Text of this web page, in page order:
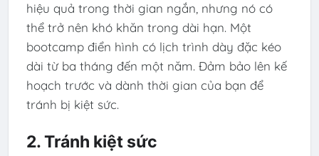
hiệu quả trong thời gian ngắn, nhưng nó có
thể trở nên khó khăn trong dài hạn. Một
bootcamp điển hình có lịch trình dày đặc kéo
dài từ ba tháng đến một năm. Đảm bảo lên kế
hoạch trước và dành thời gian của bạn để
tránh bị kiệt sức.
2. Tránh kiệt sức